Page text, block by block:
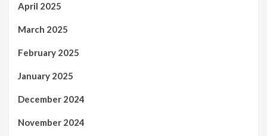
April 2025
March 2025
February 2025
January 2025
December 2024
November 2024